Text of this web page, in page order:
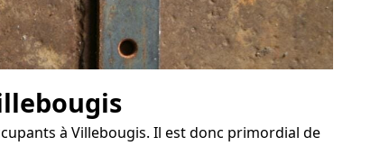
à Villebougis. Il est donc primordial de